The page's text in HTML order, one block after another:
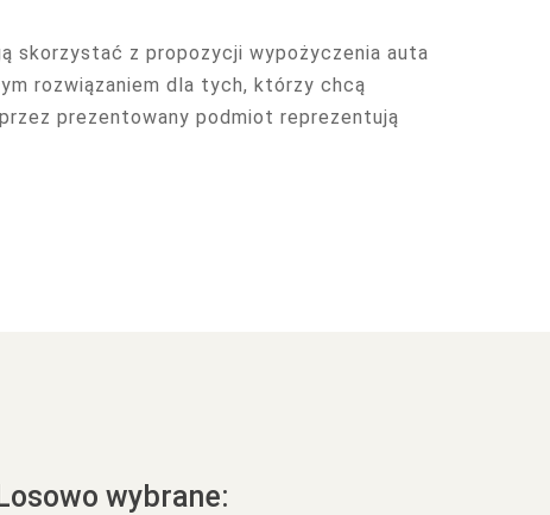
skorzystać z propozycji wypożyczenia auta
rozwiązaniem dla tych, którzy chcą
prezentowany podmiot reprezentują
Losowo wybrane: